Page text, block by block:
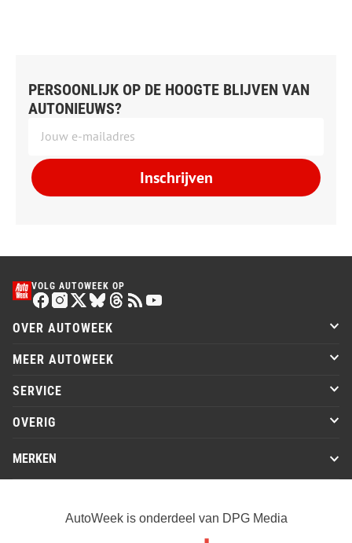
PERSOONLIJK OP DE HOOGTE BLIJVEN VAN
AUTONIEUWS?
Inschrijven
VOLG AUTOWEEK OP
OVER AUTOWEEK
MEER AUTOWEEK
SERVICE
OVERIG
MERKEN
AutoWeek is onderdeel van DPG Media